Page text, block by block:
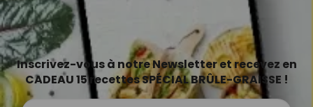
Inscrivez-vous à notre Newsletter et recevez en
CADEAU 15 recettes SPÉCIAL BRÛLE-GRAISSE !